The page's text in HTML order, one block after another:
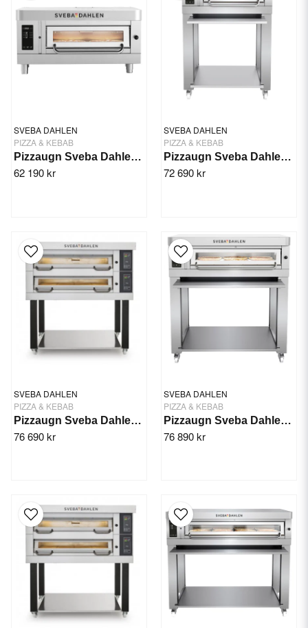
SVEBA DAHLEN
PIZZA & KEBAB
Pizzaugn Sveba Dahlen P-201, 1-däck
62 190 kr
SVEBA DAHLEN
PIZZA & KEBAB
Pizzaugn Sveba Dahlen P-401, 1-däck
72 690 kr
SVEBA DAHLEN
PIZZA & KEBAB
Pizzaugn Sveba Dahlen DC11P, 1-däck
76 690 kr
SVEBA DAHLEN
PIZZA & KEBAB
Pizzaugn Sveba Dahlen P-601, 1-däck
76 890 kr